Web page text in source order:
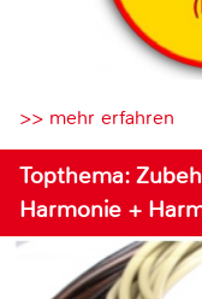
>> mehr erfahren
Topthema:
Harmonie +